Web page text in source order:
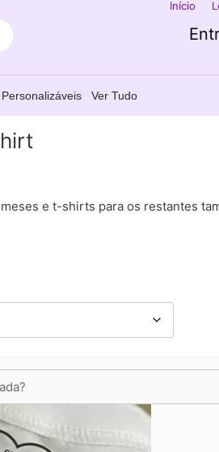
Início
Ver Tudo
e t-shirts para os restantes